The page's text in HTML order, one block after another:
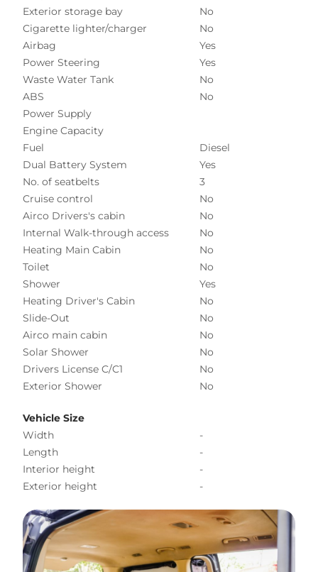
Exterior storage bay
No
Cigarette lighter/charger
No
Airbag
Yes
Power Steering
Yes
Waste Water Tank
No
ABS
No
Power Supply
Engine Capacity
Fuel
Diesel
Dual Battery System
Yes
No. of seatbelts
3
Cruise control
No
Airco Drivers's cabin
No
Internal Walk-through access
No
Heating Main Cabin
No
Toilet
No
Shower
Yes
Heating Driver's Cabin
No
Slide-Out
No
Airco main cabin
No
Solar Shower
No
Drivers License C/C1
No
Exterior Shower
No
Vehicle Size
Width
-
Length
-
Interior height
-
Exterior height
-